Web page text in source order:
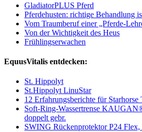
GladiatorPLUS Pferd
Pferdehusten: richtige Behandlung
Vom Traumberuf einer „Pferde-
Von der Wichtigkeit des Heus
Frühlingserwachen
EquusVitalis entdecken:
St. Hippolyt
St.Hippolyt LinuStar
12 Erfahrungsberichte für
Soft-Ring-Wassertrense
doppelt gebr.
SWING Rückenprotektor P24